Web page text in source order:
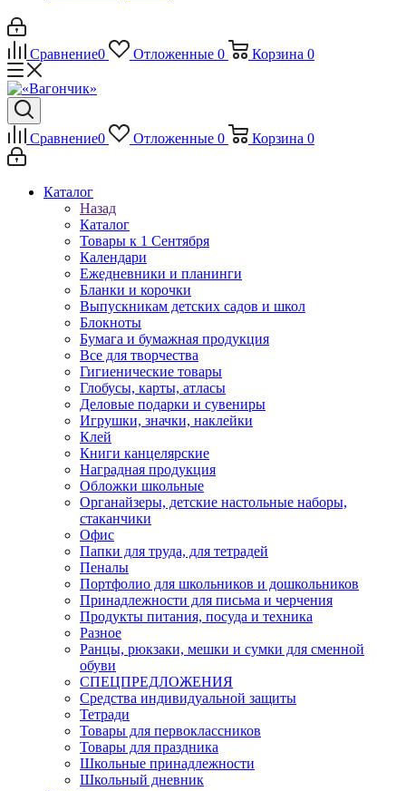
Сравнение0 Отложенные 0 Корзина 0
Сравнение0 Отложенные 0 Корзина 0
Каталог
Назад
Каталог
Товары к 1 Сентября
Календари
Ежедневники и планинги
Бланки и корочки
Выпускникам детских садов и школ
Блокноты
Бумага и бумажная продукция
Все для творчества
Гигиенические товары
Глобусы, карты, атласы
Деловые подарки и сувениры
Игрушки, значки, наклейки
Клей
Книги канцелярские
Наградная продукция
Обложки школьные
Органайзеры, детские настольные наборы,
стаканчики
Офис
Папки для труда, для тетрадей
Пеналы
Портфолио для школьников и дошкольников
Принадлежности для письма и черчения
Продукты питания, посуда и техника
Разное
Ранцы, рюкзаки, мешки и сумки для сменной
обуви
СПЕЦПРЕДЛОЖЕНИЯ
Средства индивидуальной защиты
Тетради
Товары для первоклассников
Товары для праздника
Школьные принадлежности
Школьный дневник